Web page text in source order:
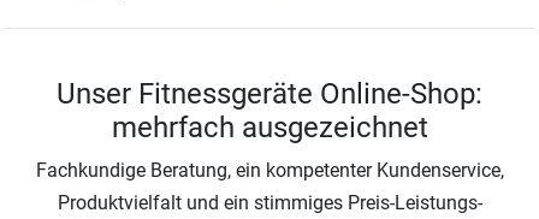
Unser Fitnessgeräte Online-Shop:
mehrfach ausgezeichnet
Fachkundige Beratung, ein kompetenter Kundenservice,
Produktvielfalt und ein stimmiges Preis-Leistungs-